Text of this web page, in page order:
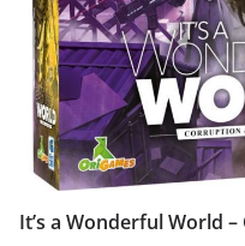
It’s a Wonderful World